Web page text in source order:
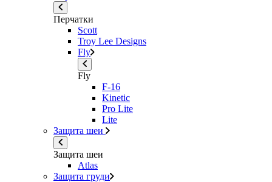
Перчатки
Scott
Troy Lee Designs
Fly
Fly
F-16
Kinetic
Pro Lite
Lite
Защита шеи
Защита шеи
Atlas
Защита груди